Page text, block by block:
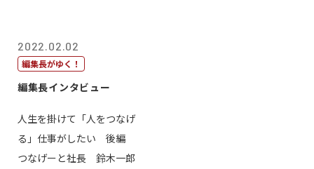
2022.02.02
編集長がゆく！
編集長インタビュー
人生を掛けて「人をつなげ
る」仕事がしたい 後編
つなげーと社長 鈴木一郎